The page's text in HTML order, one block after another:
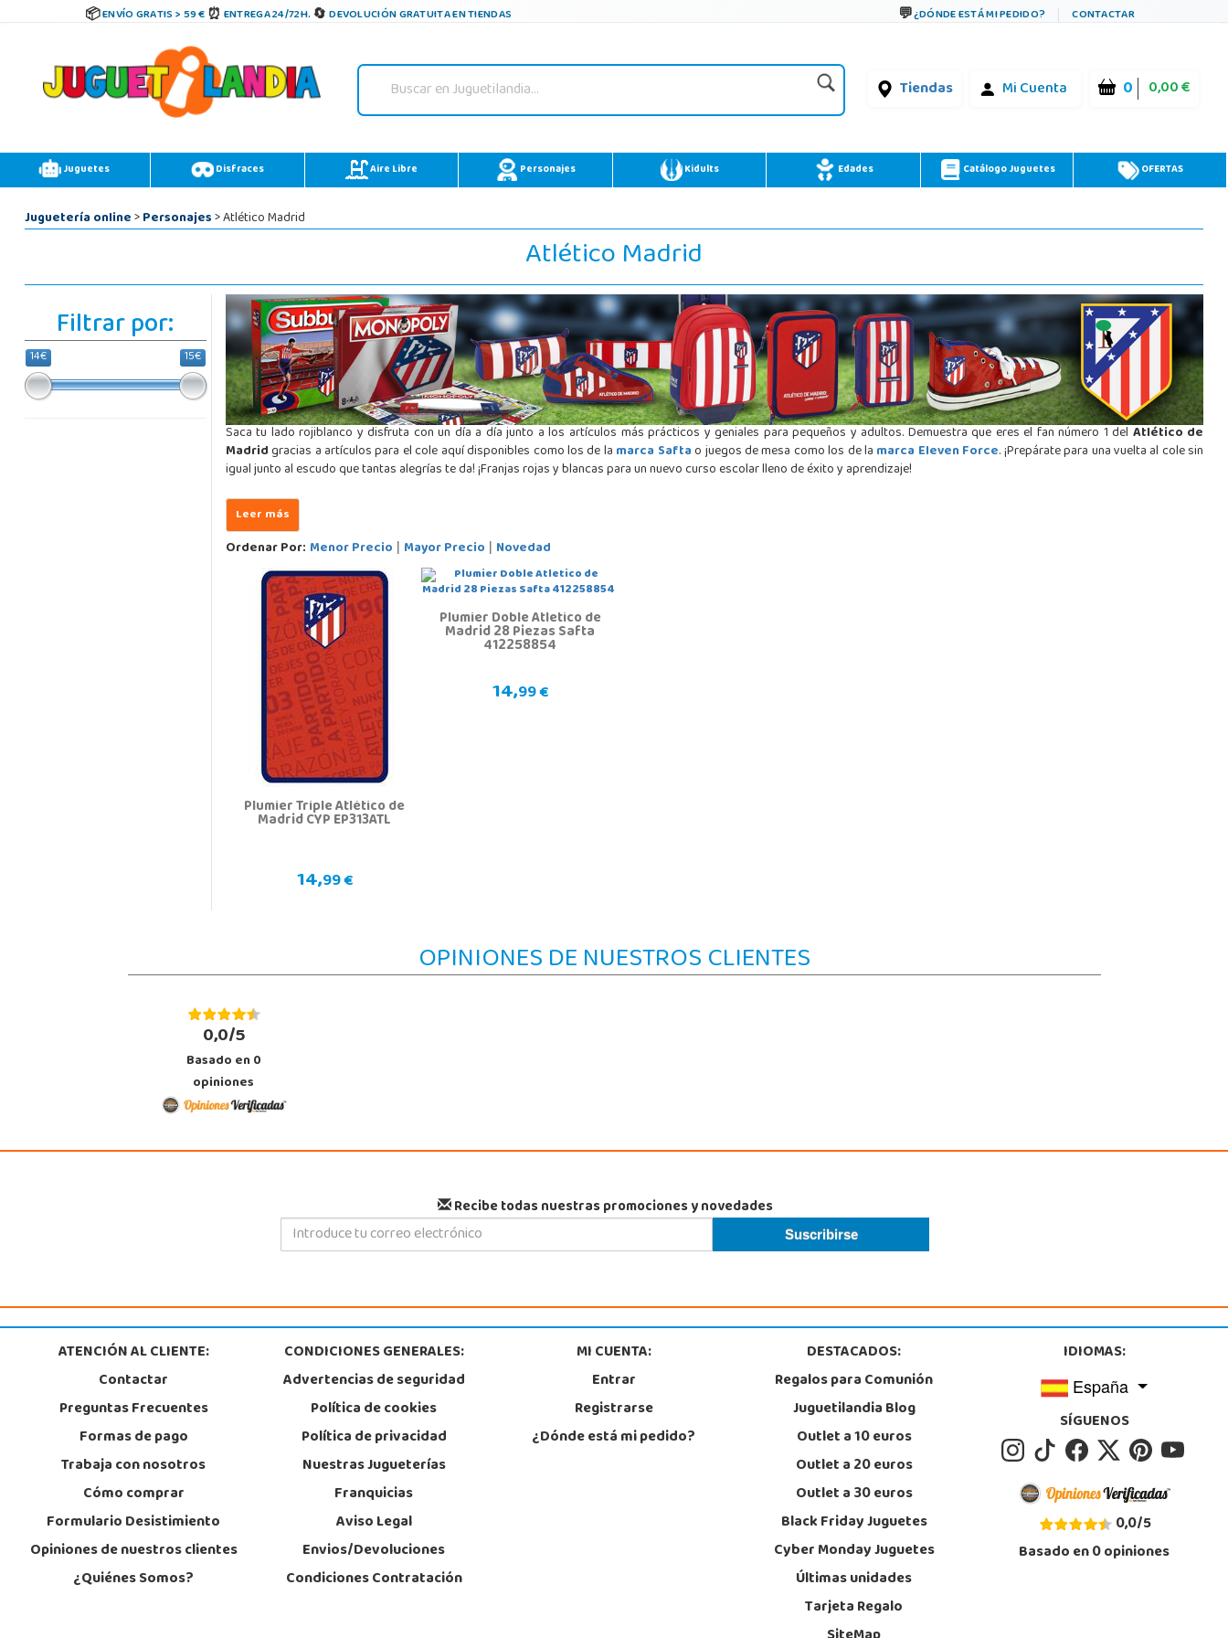
ENVÍO GRATIS > 59 € ENTREGA 24/72H. DEVOLUCIÓN GRATUITA EN TIENDAS ¿DÓNDE ESTÁ MI PEDIDO? CONTACTAR
Tiendas Mi Cuenta 0 0,00 €
Juguetes Disfraces Aire Libre Personajes Kidults Edades Catálogo Juguetes OFERTAS
Juguetería online>Personajes> Atlético Madrid
Atlético Madrid
Filtrar por:
14€ 15€
Saca tu lado rojiblanco y disfruta con un día a día junto a los artículos más prácticos y geniales para pequeños y adultos. Demuestra que eres el fan número 1 delAtlético de
Madridgracias a artículos para el cole aquí disponibles como los de lamarca Saftao juegos de mesa como los de lamarca Eleven Force. ¡Prepárate para una vuelta al cole sin
igual junto al escudo que tantas alegrías te da! ¡Franjas rojas y blancas para un nuevo curso escolar lleno de éxito y aprendizaje!
Ordenar Por: Menor Precio | Mayor Precio | Novedad
Plumier Triple Atlético de
Madrid CYP EP313ATL
14,99 €
Plumier Doble Atletico de
Madrid 28 Piezas Safta
412258854
14,99 €
OPINIONES DE NUESTROS CLIENTES
0,0/5
Basado en0
opiniones
Recibe todas nuestras promociones y novedades
ATENCIÓN AL CLIENTE:
Contactar
Preguntas Frecuentes
Formas de pago
Trabaja con nosotros
Cómo comprar
Formulario Desistimiento
Opiniones de nuestros clientes
¿Quiénes Somos?
CONDICIONES GENERALES:
Advertencias de seguridad
Política de cookies
Política de privacidad
Nuestras Jugueterías
Franquicias
Aviso Legal
Envios/Devoluciones
Condiciones Contratación
MI CUENTA:
Entrar
Registrarse
¿Dónde está mi pedido?
DESTACADOS:
Regalos para Comunión
Juguetilandia Blog
Outlet a 10 euros
Outlet a 20 euros
Outlet a 30 euros
Black Friday Juguetes
Cyber Monday Juguetes
Últimas unidades
Tarjeta Regalo
IDIOMAS:
España
SÍGUENOS
0,0/5
Basado en0opiniones